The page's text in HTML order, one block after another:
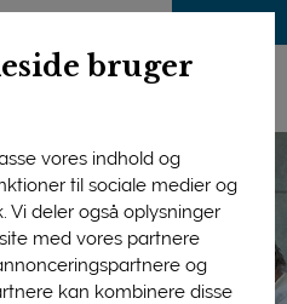
bruger
vores indhold og
til sociale medier og
Vi deler også oplysninger
med vores partnere
og
kan kombinere disse